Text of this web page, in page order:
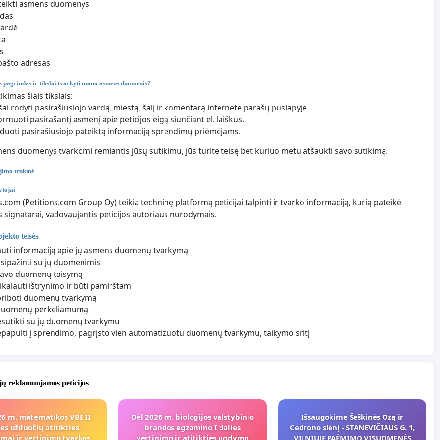
asmens duomenys
adresas
pagrindas ir tikslai tvarkyti mano asmens duomenis?
šiais tikslais:
rodyti pasirašiusiojo vardą, miestą, šalį ir komentarą internete parašų puslapyje.
pasirašantį asmenį apie peticijos eigą siunčiant el. laiškus.
pasirašiusiojo pateiktą informaciją sprendimų priėmėjams.
duomenys tvarkomi remiantis jūsų sutikimu, jūs turite teisę bet kuriuo metu atšaukti savo sutikimą.
trukmė
(Petitions.com Group Oy) teikia techninę platformą peticijai talpinti ir tvarko informaciją, kurią pateikė
signatarai, vadovaujantis peticijos autoriaus nurodymais.
teisės
informaciją apie jų asmens duomenų tvarkymą
su jų duomenimis
duomenų taisymą
ištrynimo ir būti pamirštam
duomenų tvarkymą
perkeliamumą
su jų duomenų tvarkymu
į sprendimo, pagrįsto vien automatizuotu duomenų tvarkymu, taikymo sritį
reklamuojamos peticijos
m. matematikos VBE II
užduočių atitikties
ir vertinimo tvarkos
Dėl 2026 m. biologijos valstybinio
brandos egzamino I dalies
vertinimo ir atitikties ugdymo
Išsaugokime Šeškinės Ozą ir
Cedrono slėnį - STANEVIČIAUS G. 1,
VILNIUJE PAĖMIMO VISUOMENĖS